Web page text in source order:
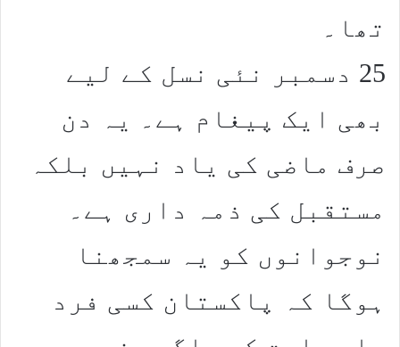
تھا۔
25 دسمبر نئی نسل کے لیے
بھی ایک پیغام ہے۔ یہ دن
صرف ماضی کی یاد نہیں بلکہ
مستقبل کی ذمہ داری ہے۔
نوجوانوں کو یہ سمجھنا
ہوگا کہ پاکستان کسی فرد